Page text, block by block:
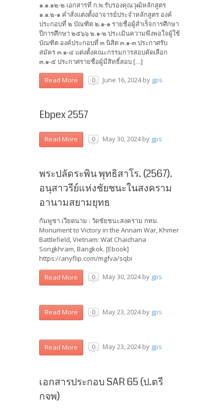
๑.๑.๑๒-๒ เอกสารที่ ก.พ.รับรองคุณวุฒิหลักสูตร
๑.๑.๒-๑ คำสั่งแต่งตั้งอาจารย์ประจำหลักสูตร องค์
ประกอบที่ ๒ บัณฑิต ๒.๑-๑ รายชื่อผู้สำเร็จการศึกษา
ปีการศึกษา ๒๕๖๖ ๒.๑-๒ ประเมินความพึงพอใจผู้ใช้
บัณฑิต องค์ประกอบที่ ๓ นิสิต ๓.๑-๓ ประกาศรับ
สมัคร ๓.๑-๔ แต่งตั้งคณะกรรมการสอบคัดเลือก
๓.๑-๕ ประกาศรายชื่อผู้มีสิทธิ์สอบ […]
Read More 0 June 16, 2024by gps
Ebpex 2557
Read More 0 May 30, 2024by gps
พระปลัดระพิน พุทธิสาโร. (2567).
อนุสาวรีย์แห่งชัยชนะในสงคราม
อานามสยามยุทธ
กัมพูชา เวียดนาม : วัดชัยชนะสงคราม กทม.
Monument to Victory in the Annam War, Khmer
Battlefield, Vietnam: Wat Chaichana
Songkhram, Bangkok. [Ebook]
https://anyflip.com/mgfva/sqbi
Read More 0 May 30, 2024by gps
Read More 0 May 23, 2024by gps
Read More 0 May 23, 2024by gps
เอกสารประกอบ SAR 65 (ป.ตรี
กจพ)